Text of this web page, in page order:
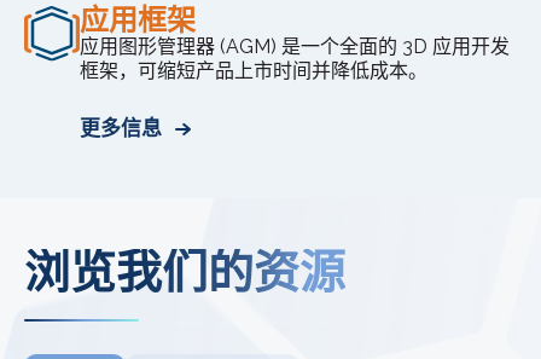
应用框架
应用图形管理器 (AGM) 是一个全面的 3D 应用开发
框架，可缩短产品上市时间并降低成本。
更多信息
浏览我们的资源